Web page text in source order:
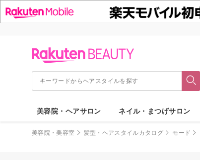
美容院・ヘアサロン ネイル・まつげサロン
美容院・美容室 髪型・ヘアスタイルカタログ モード